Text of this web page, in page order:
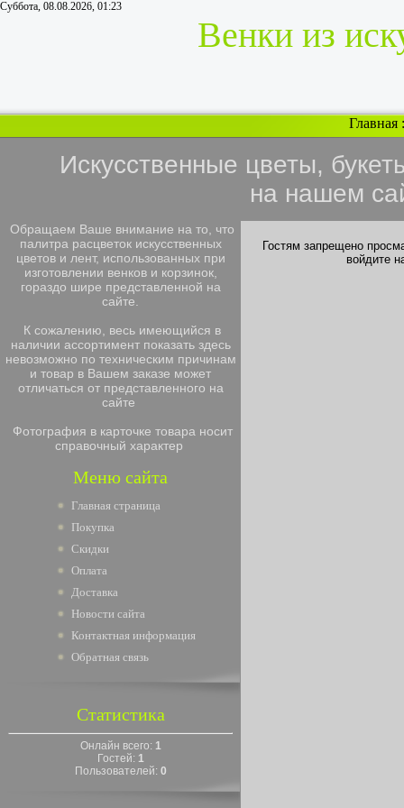
Суббота, 08.08.2026, 01:23
Венки из
Главная
Искусственные цветы,
на нашем
Обращаем Ваше внимание на то, что
палитра расцветок искусственных
цветов и лент, использованных при
изготовлении венков и корзинок,
гораздо шире представленной на
сайте.
К сожалению, весь имеющийся в
наличии ассортимент показать здесь
невозможно по техническим причинам
и товар в Вашем заказе может
отличаться от представленного на
сайте
Фотография в карточке товара носит
справочный характер
Меню сайта
Главная страница
Покупка
Скидки
Оплата
Доставка
Новости сайта
Контактная информация
Обратная связь
Статистика
Онлайн всего: 1
Гостей: 1
Пользователей: 0
Гостям запрещено
войдите